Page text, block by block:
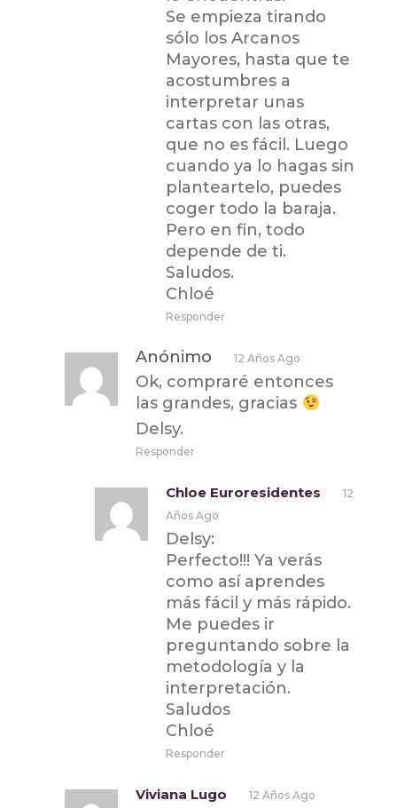
Se empieza tirando
sólo los Arcanos
Mayores, hasta que te
acostumbres a
interpretar unas
cartas con las otras,
que no es fácil. Luego
cuando ya lo hagas sin
planteartelo, puedes
coger todo la baraja.
Pero en fin, todo
depende de ti.
Saludos.
Chloé
Responder
Anónimo 12 Años Ago
Ok, compraré entonces
las grandes, gracias
Delsy.
Responder
Chloe Euroresidentes
12
Años Ago
Delsy:
Perfecto!!! Ya verás
como así aprendes
más fácil y más rápido.
Me puedes ir
preguntando sobre la
metodología y la
interpretación.
Saludos
Chloé
Responder
Viviana Lugo 12 Años Ago